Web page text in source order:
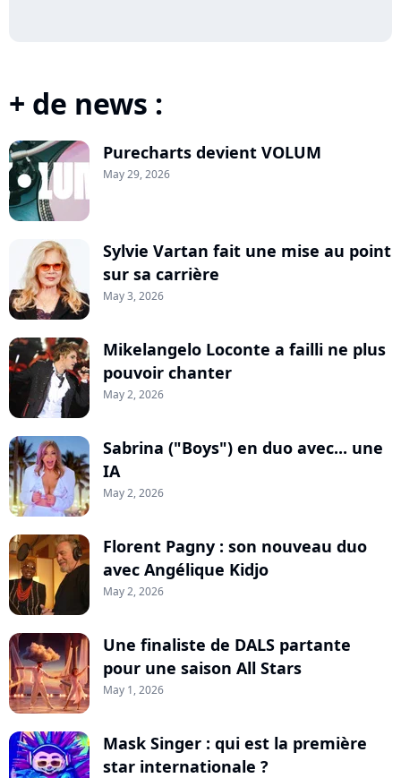
+ de news :
Purecharts devient VOLUM
May 29, 2026
Sylvie Vartan fait une mise au point
sur sa carrière
May 3, 2026
Mikelangelo Loconte a failli ne plus
pouvoir chanter
May 2, 2026
Sabrina ("Boys") en duo avec... une
IA
May 2, 2026
Florent Pagny : son nouveau duo
avec Angélique Kidjo
May 2, 2026
Une finaliste de DALS partante
pour une saison All Stars
May 1, 2026
Mask Singer : qui est la première
star internationale ?